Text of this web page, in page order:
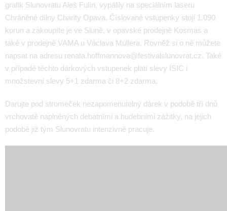
grafik Slunovratu Aleš Fulín, vypálily na speciálním laseru
Chráněné dílny Charity Opava. Číslované vstupenky stojí 1.090
korun a zakoupíte je ve Sluně, v opavské prodejně Kosmas a
také v prodejně VAMA u Václava Müllera. Rovněž si o ně můžete
napsat na adresu renata.hoffmannova@festivalslunovrat.cz. Také
v případě těchto dárkových vstupenek platí slevy ISIC i
množstevní slevy 5+1 zdarma či 8+2 zdarma.
Darujte pod stromeček nezapomenutelný dárek v podobě tří dnů
vrchovatě naplněných debatními a hudebními zážitky, na jejich
podobě již tým Slunovratu intenzivně pracuje.